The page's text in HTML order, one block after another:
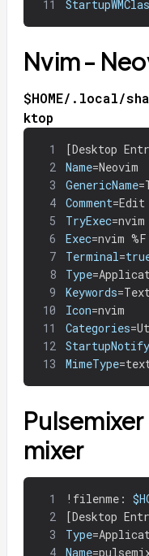
11
Nvim -
$HOME/.local/
ktop
1 [Desktop
2
Name=Neovim
3
GenericName=
4
Comment=
5
TryExec=nvim
6
Exec=nvim %F
7
Terminal=
8
Type=
9
Keywords=
10
Icon=nvim
11
Categories=
12
StartupNotify
13
MimeType=
mixer
1 ! filenme:
2
[Desktop
3
Type=
4
Name=